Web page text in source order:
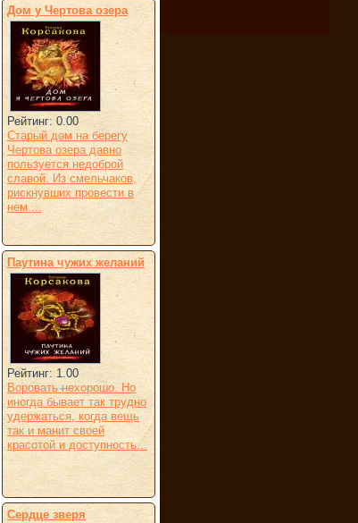
Дом у Чертова озера
Рейтинг: 0.00
Старый дом на берегу
Чертова озера давно
пользуется недоброй
славой. Из смельчаков,
рискнувших провести в
нем ...
Паутина чужих желаний
Рейтинг: 1.00
Воровать нехорошо. Но
иногда бывает так трудно
удержаться, когда вещь
так и манит своей
красотой и доступность...
Сердце зверя